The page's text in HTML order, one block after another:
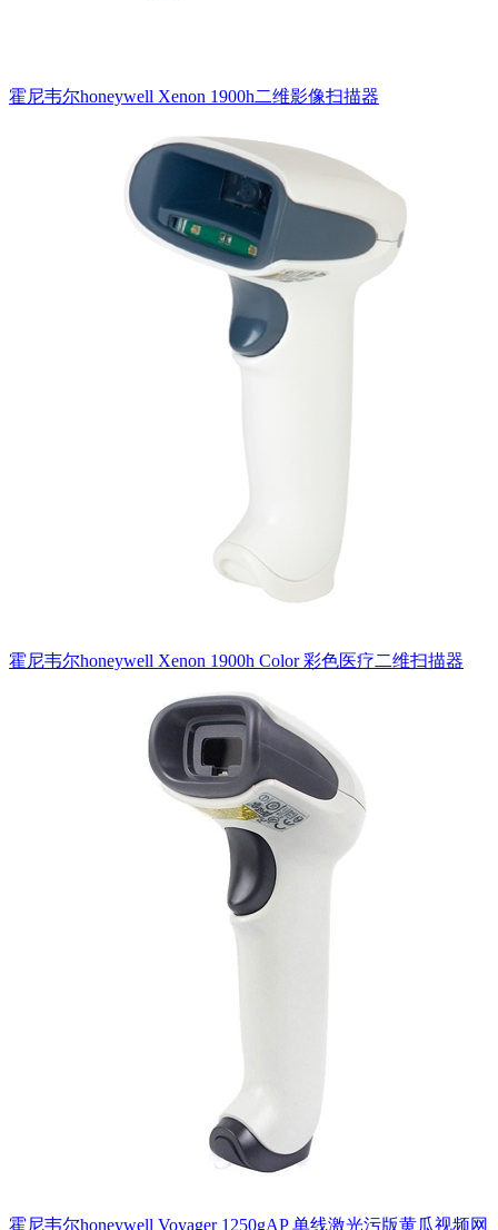
霍尼韦尔honeywell Xenon 1900h二维影像扫描器
霍尼韦尔honeywell Xenon 1900h Color 彩色医疗二维扫描器
霍尼韦尔honeywell Voyager 1250gAP 单线激光污版黄瓜视频网